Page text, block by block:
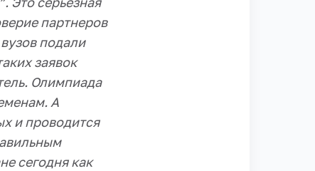
партнеров
подали
заявок
Олимпиада
А
и проводится
сегодня как